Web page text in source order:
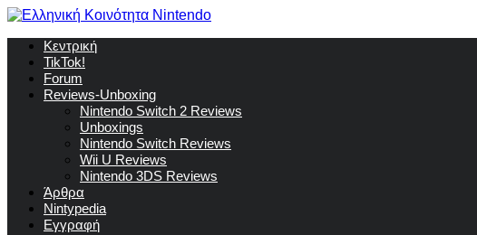
Κεντρική
TikTok!
Forum
Reviews-Unboxing
Nintendo Switch 2 Reviews
Unboxings
Nintendo Switch Reviews
Wii U Reviews
Nintendo 3DS Reviews
Άρθρα
Nintypedia
Εγγραφή